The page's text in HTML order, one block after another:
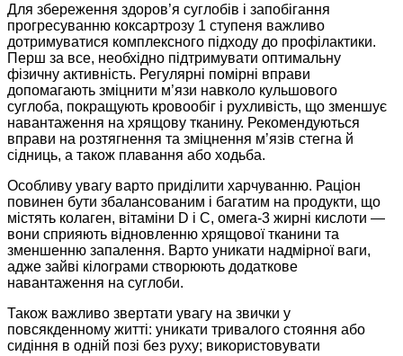
Для збереження здоров’я суглобів і запобігання
прогресуванню коксартрозу 1 ступеня важливо
дотримуватися комплексного підходу до профілактики.
Перш за все, необхідно підтримувати оптимальну
фізичну активність. Регулярні помірні вправи
допомагають зміцнити м’язи навколо кульшового
суглоба, покращують кровообіг і рухливість, що зменшує
навантаження на хрящову тканину. Рекомендуються
вправи на розтягнення та зміцнення м’язів стегна й
сідниць, а також плавання або ходьба.
Особливу увагу варто приділити харчуванню. Раціон
повинен бути збалансованим і багатим на продукти, що
містять колаген, вітаміни D і С, омега-3 жирні кислоти —
вони сприяють відновленню хрящової тканини та
зменшенню запалення. Варто уникати надмірної ваги,
адже зайві кілограми створюють додаткове
навантаження на суглоби.
Також важливо звертати увагу на звички у
повсякденному житті: уникати тривалого стояння або
сидіння в одній позі без руху; використовувати